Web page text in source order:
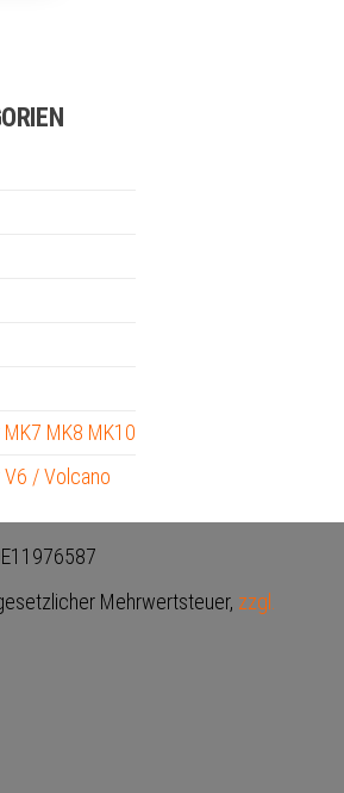
MK8 MK10
/ Volcano
Mehrwertsteuer, zzgl.